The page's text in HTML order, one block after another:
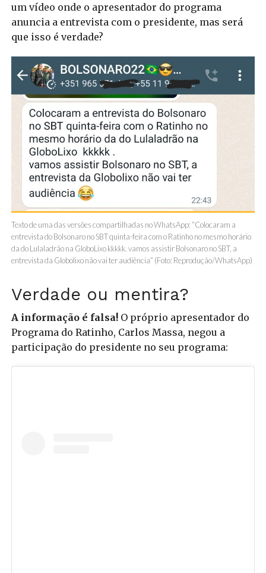
um vídeo onde o apresentador do programa
anuncia a entrevista com o presidente, mas será
que isso é verdade?
Texto de uma das versões compartilhadas no WhatsApp: “Colocaram a
entrevista do Bolsonaro no SBT quinta-feira com o Ratinho no mesmo horário
da do Lulaladrão na GloboLixo kkkkk. vamos assistir Bolsonaro no SBT, a
entrevista da Globolixo não vai ter audiência” (Foto: Reprodução/WhatsApp)
Verdade ou mentira?
A informação é falsa!O próprio apresentador do
Programa do Ratinho, Carlos Massa, negou a
participação do presidente no seu programa: